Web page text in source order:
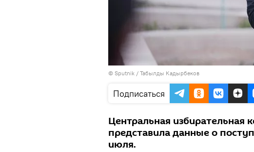
© Sputnik / Табылды Кадырбеков
Подписаться
Центральная избирательная
представила данные о
июля.